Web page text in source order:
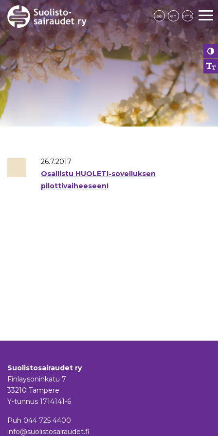
se en sme
26.7.2017
Osallistu HUOLETI-sovelluksen
pilottivaiheeseen!
Suolistosairaudet ry
Finlaysoninkatu 7
33210 Tampere
Y-tunnus 1714141-6
Puh 044 725 4400
info@suolistosairaudet.fi